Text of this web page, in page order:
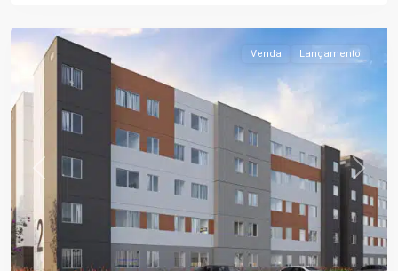
Previous Next
Venda Lançamento